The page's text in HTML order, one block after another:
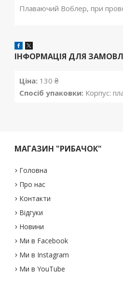
Плаваючий Воблер, при
ІНФОРМАЦІЯ ДЛЯ
Ціна: 130 ₴
Спосіб упаковки: Корпус:
МАГАЗИН "РИБАЧОК"
Головна
Про нас
Контакти
Відгуки
Новини
Ми в Facebook
Ми в Instagram
Ми в YouTube